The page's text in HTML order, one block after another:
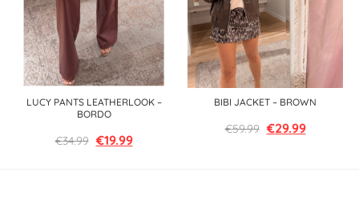
LUCY PANTS LEATHERLOOK –
BORDO
€34.99 €19.99
BIBI JACKET – BROWN
€59.99 €29.99